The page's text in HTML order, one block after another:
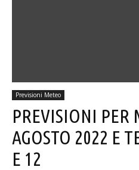
Previsioni Meteo
PREVISIONI PER
AGOSTO 2022 E
E 12